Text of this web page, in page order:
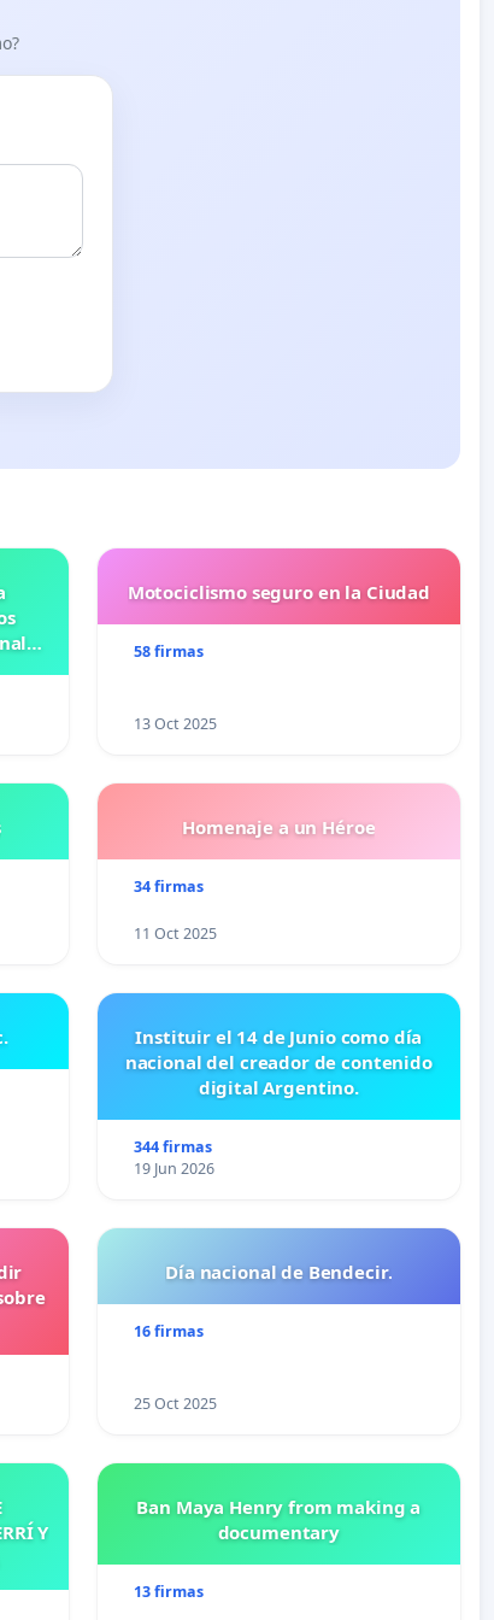
Motociclismo seguro en la Ciudad
58 firmas
13 Oct 2025
Homenaje a un Héroe
34 firmas
11 Oct 2025
Instituir el 14 de Junio como día
nacional del creador de contenido
digital Argentino.
344 firmas
19 Jun 2026
Día nacional de Bendecir.
16 firmas
25 Oct 2025
Y
Ban Maya Henry from making a
documentary
13 firmas